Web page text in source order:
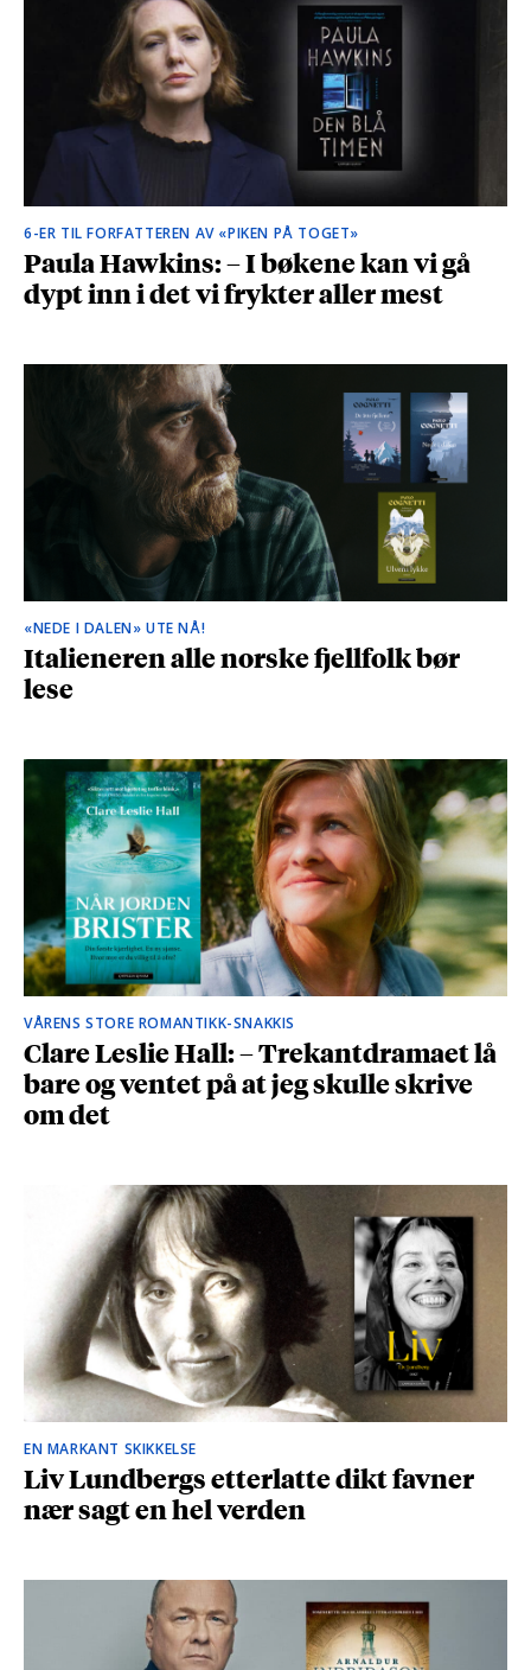
6-ER TIL FORFATTEREN AV «PIKEN PÅ TOGET»
Paula Hawkins: – I bøkene kan vi gå
dypt inn i det vi frykter aller mest
«NEDE I DALEN» UTE NÅ!
Italieneren alle norske fjellfolk bør
lese
VÅRENS STORE ROMANTIKK-SNAKKIS
Clare Leslie Hall: – Trekantdramaet lå
bare og ventet på at jeg skulle skrive
om det
EN MARKANT SKIKKELSE
Liv Lundbergs etterlatte dikt favner
nær sagt en hel verden